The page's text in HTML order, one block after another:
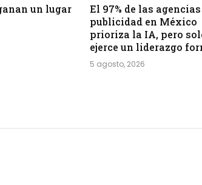
un lugar
El 97% de las agencias
publicidad en México
prioriza la IA, pero
ejerce un liderazgo
5 agosto, 2026